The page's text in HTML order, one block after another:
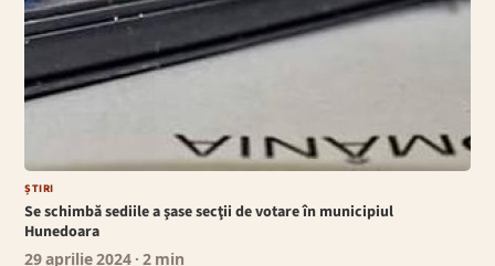
ȘTIRI
Se schimbă sediile a şase secţii de votare în municipiul
Hunedoara
29 aprilie 2024 · 2 min